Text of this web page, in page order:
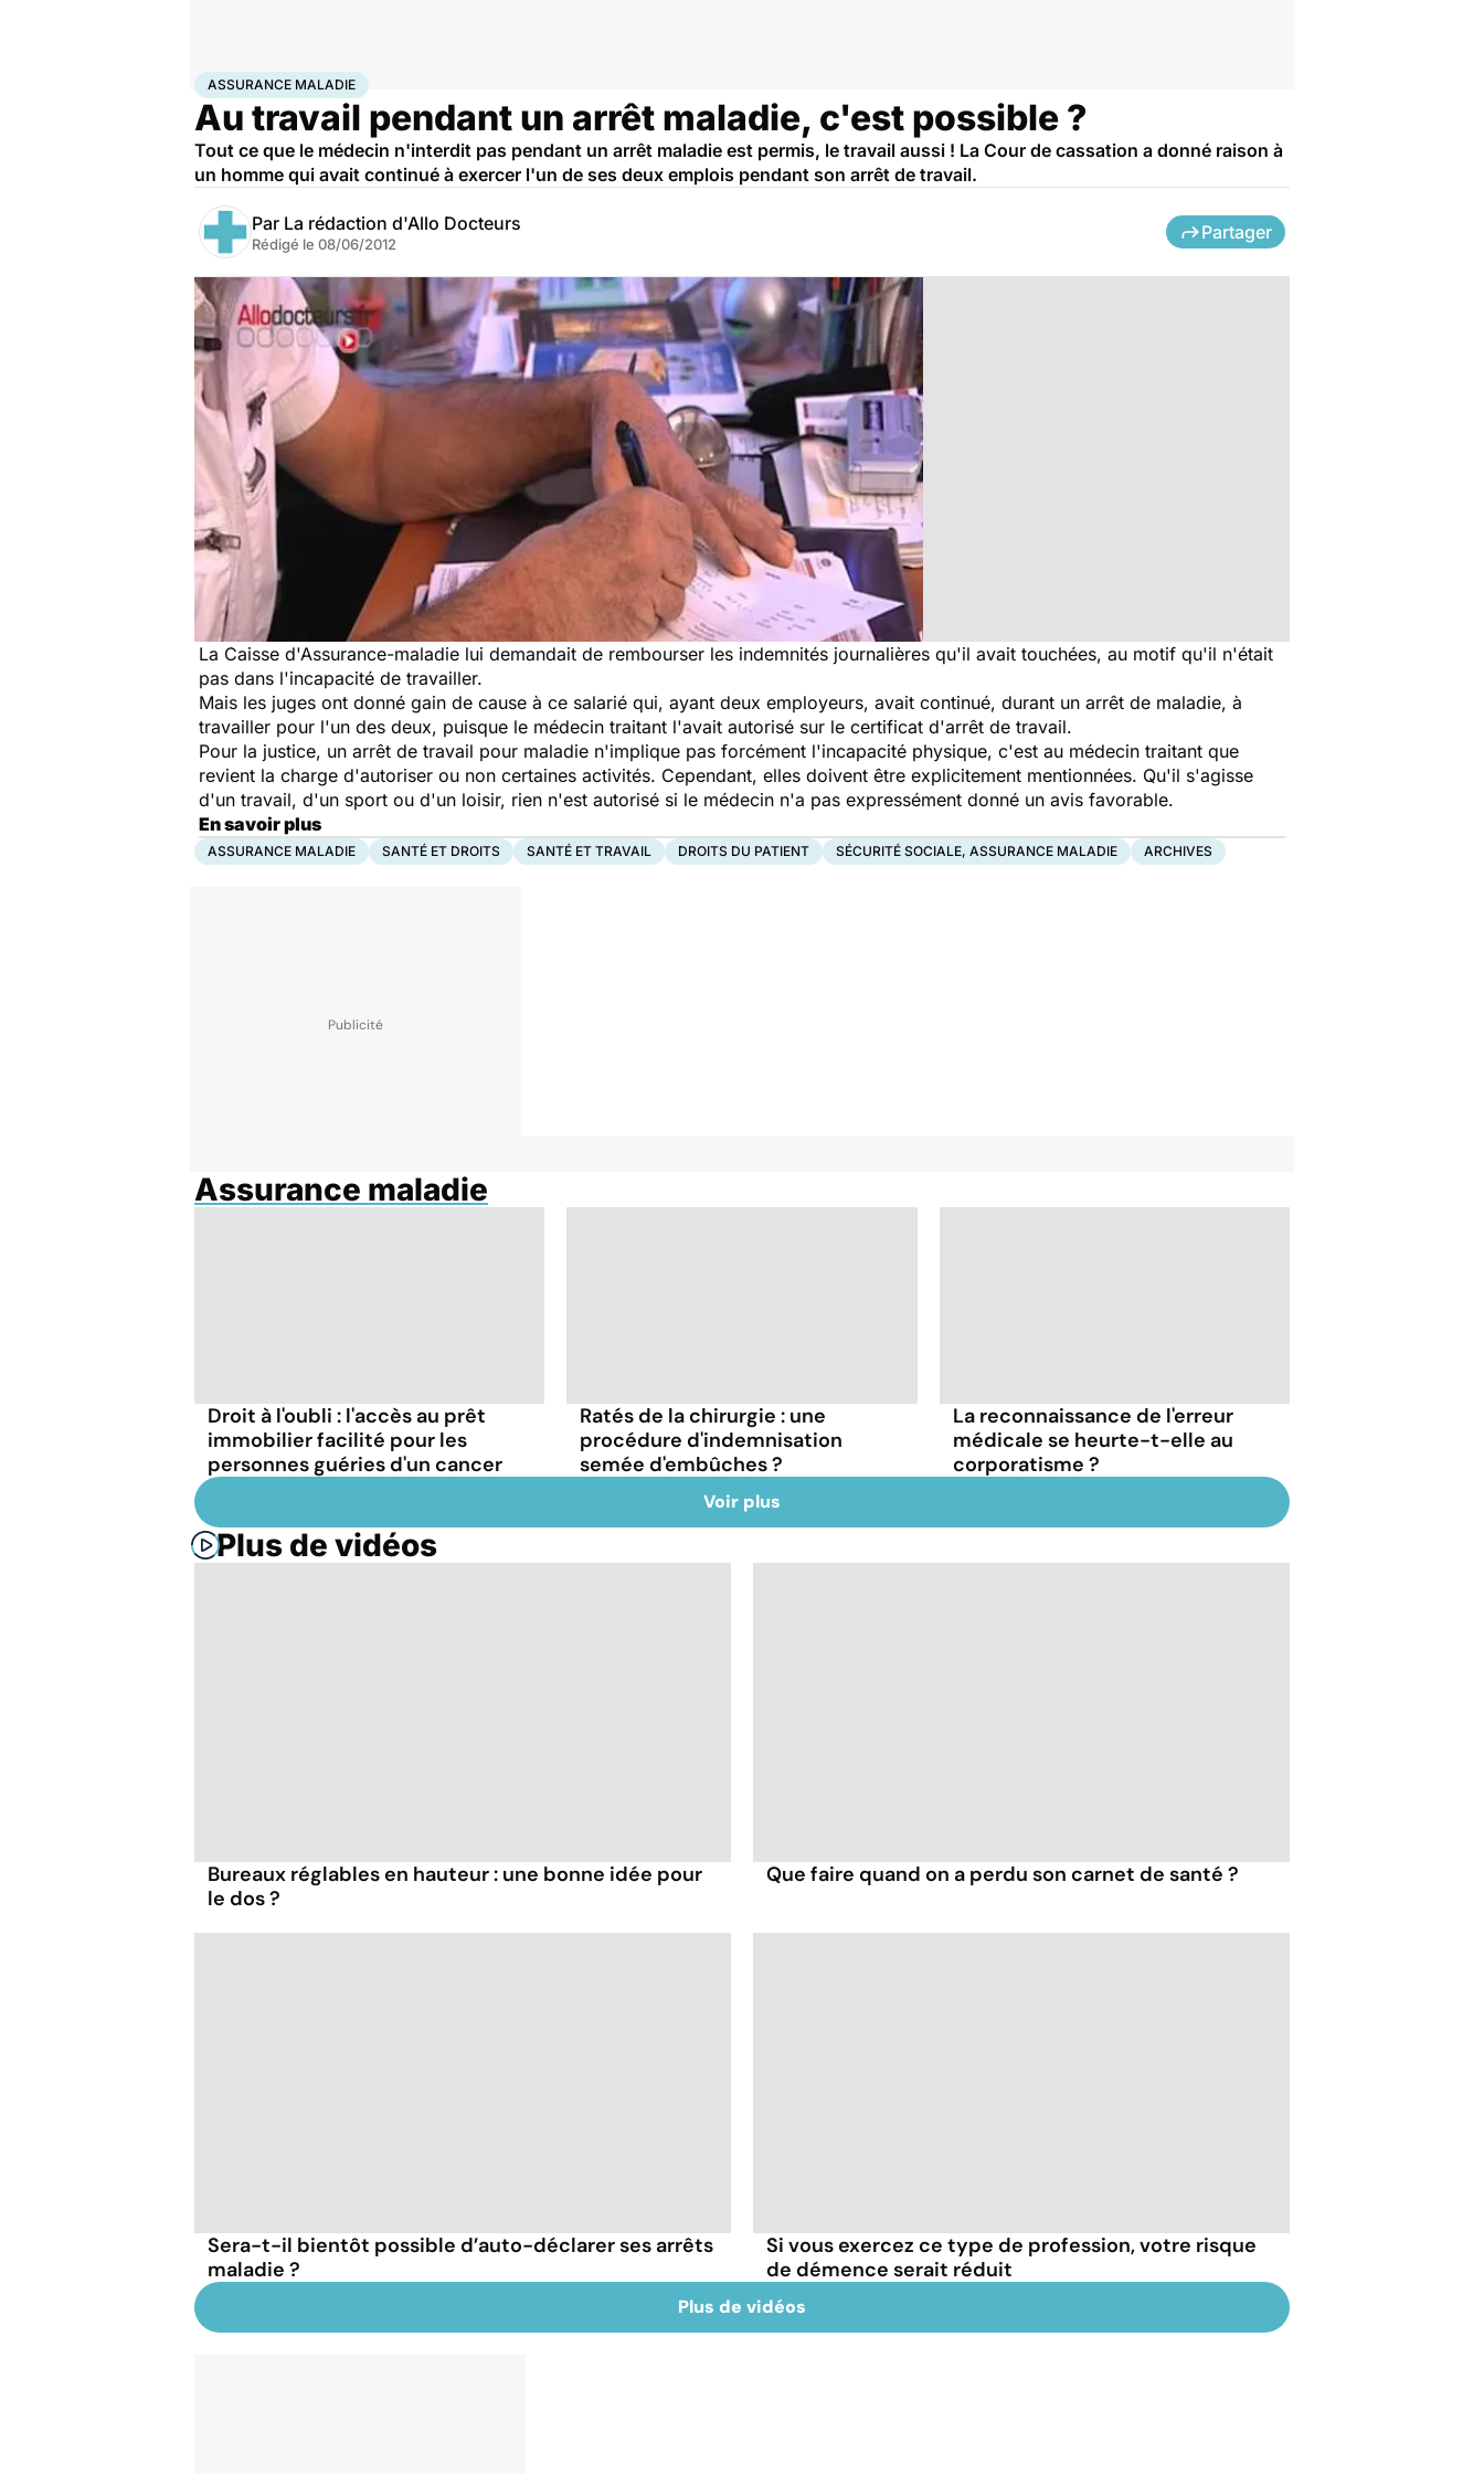
AccueilSantéAssurance maladie
ASSURANCE MALADIE
Au travail pendant un arrêt maladie, c'est possible ?
Tout ce que le médecin n'interdit pas pendant un arrêt maladie est permis, le travail aussi ! La Cour de cassation a donné raison à
un homme qui avait continué à exercer l'un de ses deux emplois pendant son arrêt de travail.
Par La rédaction d'Allo Docteurs
Rédigé le 08/06/2012
Partager
La Caisse d'Assurance-maladie lui demandait de rembourser les indemnités journalières qu'il avait touchées, au motif qu'il n'était
pas dans l'incapacité de travailler.
Mais les juges ont donné gain de cause à ce salarié qui, ayant deux employeurs, avait continué, durant un arrêt de maladie, à
travailler pour l'un des deux, puisque le médecin traitant l'avait autorisé sur le certificat d'arrêt de travail.
Pour la justice, un arrêt de travail pour maladie n'implique pas forcément l'incapacité physique, c'est au médecin traitant que
revient la charge d'autoriser ou non certaines activités. Cependant, elles doivent être explicitement mentionnées. Qu'il s'agisse
d'un travail, d'un sport ou d'un loisir, rien n'est autorisé si le médecin n'a pas expressément donné un avis favorable.
En savoir plus
ASSURANCE MALADIE SANTÉ ET DROITS SANTÉ ET TRAVAIL DROITS DU PATIENT SÉCURITÉ SOCIALE, ASSURANCE MALADIE ARCHIVES
Assurance maladie
Droit à l'oubli : l'accès au prêt
immobilier facilité pour les
personnes guéries d'un cancer
Ratés de la chirurgie : une
procédure d'indemnisation
semée d'embûches ?
La reconnaissance de l'erreur
médicale se heurte-t-elle au
corporatisme ?
Voir plus
Plus de vidéos
Bureaux réglables en hauteur : une bonne idée pour
le dos ?
Que faire quand on a perdu son carnet de santé ?
Sera-t-il bientôt possible d’auto-déclarer ses arrêts
maladie ?
Si vous exercez ce type de profession, votre risque
de démence serait réduit
Plus de vidéos